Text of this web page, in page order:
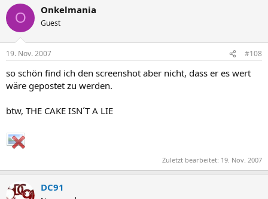
O Onkelmania
Guest
19. Nov. 2007 #108
so schön find ich den screenshot aber nicht, dass er es wert
wäre gepostet zu werden.
btw, THE CAKE ISN´T A LIE
Zuletzt bearbeitet: 19. Nov. 2007
DC91